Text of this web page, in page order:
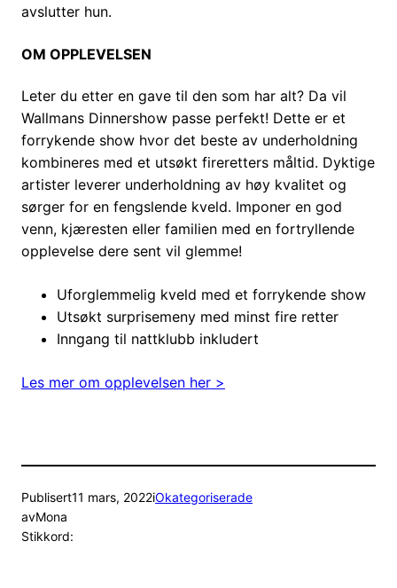
avslutter hun.
OM OPPLEVELSEN
Leter du etter en gave til den som har alt? Da vil
Wallmans Dinnershow passe perfekt! Dette er et
forrykende show hvor det beste av underholdning
kombineres med et utsøkt fireretters måltid. Dyktige
artister leverer underholdning av høy kvalitet og
sørger for en fengslende kveld. Imponer en god
venn, kjæresten eller familien med en fortryllende
opplevelse dere sent vil glemme!
Uforglemmelig kveld med et forrykende show
Utsøkt surprisemeny med minst fire retter
Inngang til nattklubb inkludert
Les mer om opplevelsen her >
Publisert11 mars, 2022iOkategoriserade
avMona
Stikkord: